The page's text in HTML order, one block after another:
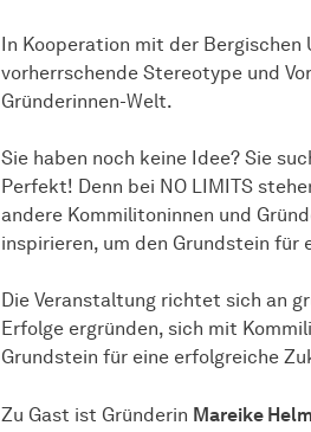
In Kooperation mit der
vorherrschende Stereotype und
Gründerinnen-Welt.
Sie haben noch keine Idee? Sie
Perfekt! Denn bei NO LIMITS
andere Kommilitoninnen und
inspirieren, um den Grundstein
Die Veranstaltung richtet sich an
Erfolge ergründen, sich mit
Grundstein für eine erfolgreiche
Zu Gast ist Gründerin Mareike